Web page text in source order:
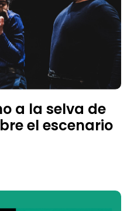
a la selva de
el escenario